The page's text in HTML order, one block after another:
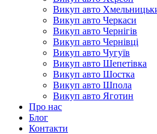
Викуп авто
Викуп авто Черкаси
Викуп авто Чернігів
Викуп авто Чернівці
Викуп авто Чугуїв
Викуп авто Шепетівка
Викуп авто Шостка
Викуп авто Шпола
Викуп авто Яготин
Про нас
Блог
Контакти